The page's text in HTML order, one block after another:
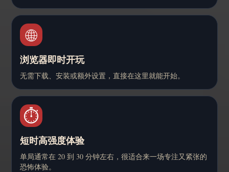
🌐
浏览器即时开玩
无需下载、安装或额外设置，直接在这里就能开始。
⏱️
短时高强度体验
单局通常在 20 到 30 分钟左右，很适合来一场专注又紧张的
恐怖体验。